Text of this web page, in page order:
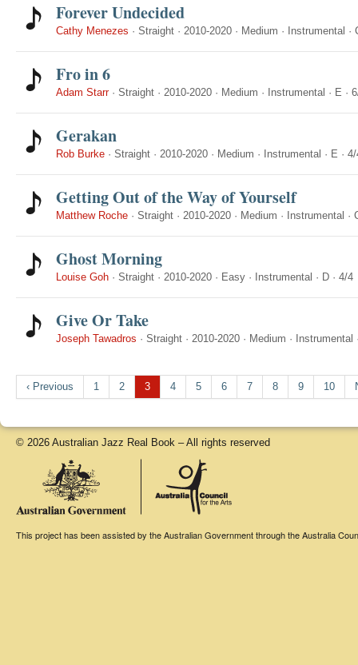
Forever Undecided
Cathy Menezes · Straight · 2010-2020 · Medium · Instrumental ·
Fro in 6
Adam Starr· Straight · 2010-2020 · Medium · Instrumental · E ·
Gerakan
Rob Burke · Straight · 2010-2020 · Medium · Instrumental · E · 4/
Getting Out of the Way of Yourself
Matthew Roche · Straight · 2010-2020 · Medium · Instrumental ·
Ghost Morning
Louise Goh · Straight · 2010-2020 · Easy · Instrumental · D · 4/4
Give Or Take
Joseph Tawadros · Straight · 2010-2020 · Medium · Instrumental
‹ Previous 1 2 3 4 5 6 7 8 9 10
© 2026 Australian Jazz Real Book – All rights reserved
This project has been assisted by the Australian Government through the Australia